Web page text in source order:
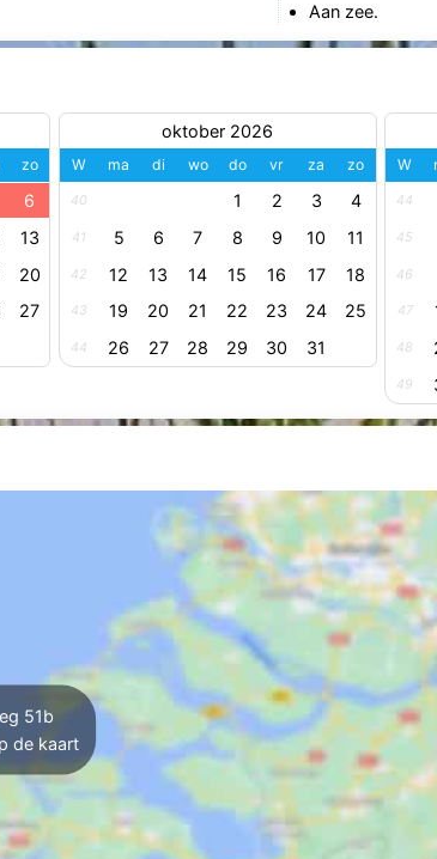
Aan zee.
zo
6
13
20
27
oktober 2026
W ma di wo do vr za zo
40 1 2 3 4
41 5 6 7 8 9 10 11
42 12 13 14 15 16 17 18
43 19 20 21 22 23 24 25
44 26 27 28 29 30 31
W
44
45
46
47
48
49
51b
de kaart